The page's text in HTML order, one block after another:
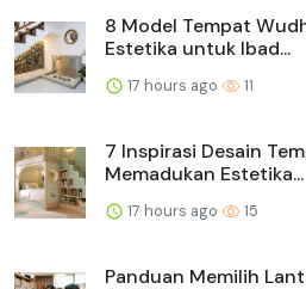
8 Model Tempat
Estetika untuk Ibad...
17 hours ago 11
7 Inspirasi Desain
Memadukan Estetika...
17 hours ago 15
Panduan Memilih